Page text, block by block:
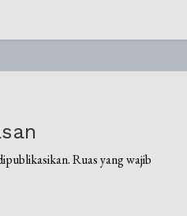
Ruas yang wajib